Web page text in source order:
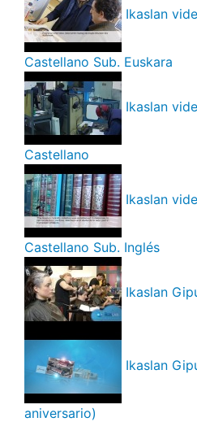
Ikaslan
Castellano Sub. Euskara
Ikaslan
Castellano
Ikaslan
Castellano Sub. Inglés
Ikaslan
Ikaslan
aniversario)